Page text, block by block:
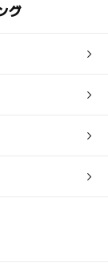
グ